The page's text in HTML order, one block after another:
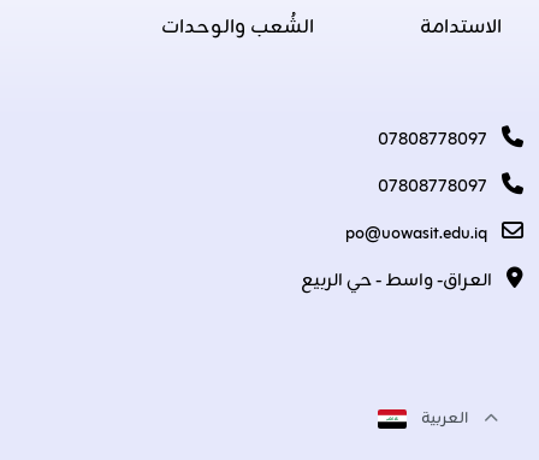
الاستدامة
الشُعب والوحدات
07808778097
07808778097
po@uowasit.edu.iq
العراق- واسط - حي الربيع
العربية